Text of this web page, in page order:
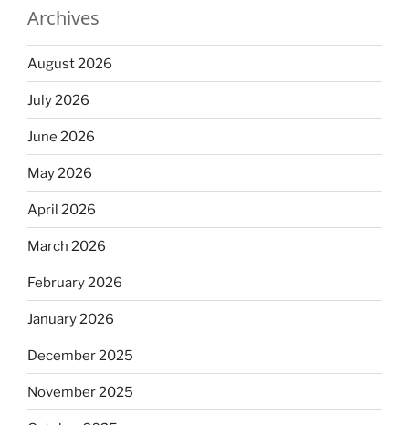
Archives
August 2026
July 2026
June 2026
May 2026
April 2026
March 2026
February 2026
January 2026
December 2025
November 2025